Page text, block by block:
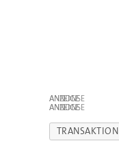
ANZEIGE
ANZEIGE
TRANSAKTION